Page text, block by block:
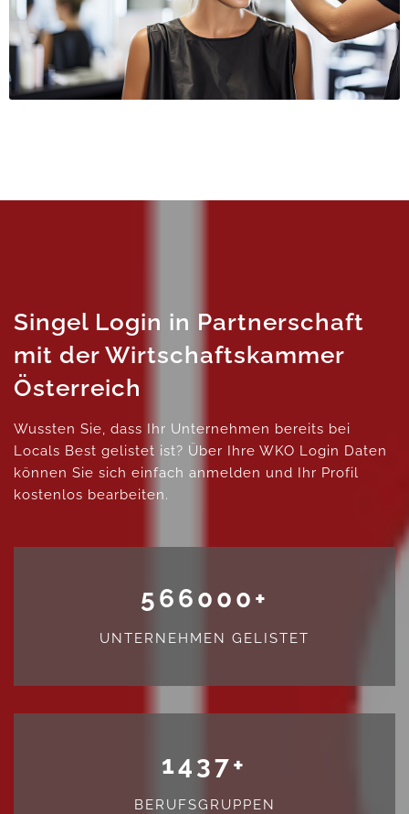
Singel Login in Partnerschaft
mit der Wirtschaftskammer
Österreich
Wussten Sie, dass Ihr Unternehmen bereits bei
Locals Best gelistet ist? Über Ihre WKO Login Daten
können Sie sich einfach anmelden und Ihr Profil
kostenlos bearbeiten.
566000+
UNTERNEHMEN GELISTET
1437+
BERUFSGRUPPEN